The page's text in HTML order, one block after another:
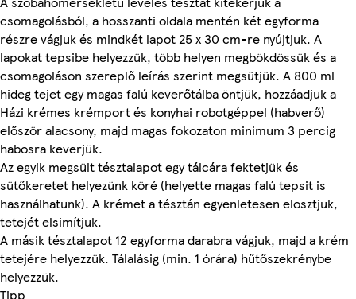
csomagolásból, a hosszanti oldala mentén két egyforma
részre vágjuk és mindkét lapot 25 x 30 cm-re nyújtjuk. A
lapokat tepsibe helyezzük, több helyen megbökdössük és a
csomagoláson szereplő leírás szerint megsütjük. A 800 ml
hideg tejet egy magas falú keverőtálba öntjük, hozzáadjuk a
Házi krémes krémport és konyhai robotgéppel (habverő)
először alacsony, majd magas fokozaton minimum 3 percig
habosra keverjük.
Az egyik megsült tésztalapot egy tálcára fektetjük és
sütőkeretet helyezünk köré (helyette magas falú tepsit is
használhatunk). A krémet a tésztán egyenletesen elosztjuk,
tetejét elsimítjuk.
A másik tésztalapot 12 egyforma darabra vágjuk, majd a krém
tetejére helyezzük. Tálalásig (min. 1 órára) hűtőszekrénybe
helyezzük.
Tipp